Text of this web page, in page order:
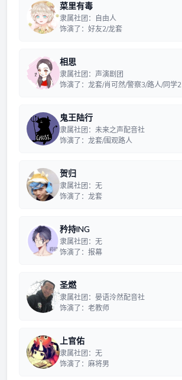
菜里有毒
隶属社团：自由人
饰演了：好友2/龙套
相思
隶属社团：声演剧团
饰演了：龙套/肖可然/警察3/路人/同学2
鬼王陆行
隶属社团：未来之声配音社
饰演了：龙套/围观路人
贺归
隶属社团：无
饰演了：龙套
矜持ING
隶属社团：无
饰演了：报幕
圣燃
隶属社团：晏语泠然配音社
饰演了：老教师
上官佑
隶属社团：无
饰演了：麻将男